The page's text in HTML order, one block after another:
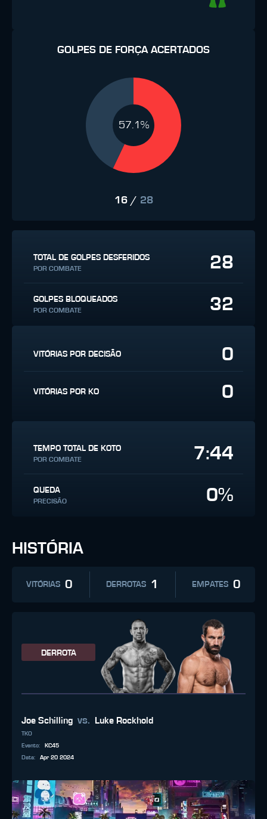
GOLPES DE FORÇA ACERTADOS
57.1%
16/ 28
TOTAL DE GOLPES DESFERIDOS
POR COMBATE 28
GOLPES BLOQUEADOS
POR COMBATE 32
VITÓRIAS POR DECISÃO 0
VITÓRIAS POR KO 0
TEMPO TOTAL DE KOTO
POR COMBATE 7:44
QUEDA
PRECISÃO 0%
HISTÓRIA
VITÓRIAS 0 DERROTAS 1 EMPATES 0
DERROTA
Joe Schilling vs. Luke Rockhold
TKO
Evento:
KC45
Data: Apr 20 2024